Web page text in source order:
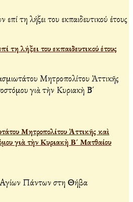
τη λήξει του εκπαιδευτικού έτους
Μητροπολίτου Ἀττικῆς καὶ
γιὰ τὴν Κυριακὴ Β´ Ματθαίου